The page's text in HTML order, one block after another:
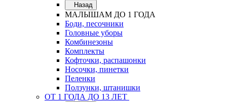
Назад
МАЛЫШАМ ДО 1 ГОДА
Боди, песочники
Головные уборы
Комбинезоны
Комплекты
Кофточки, распашонки
Носочки, пинетки
Пеленки
Ползунки, штанишки
ОТ 1 ГОДА ДО 13 ЛЕТ